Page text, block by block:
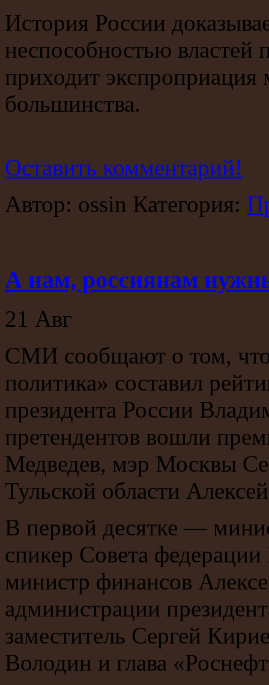
История России
неспособностью
приходит
большинства.
Оставить комментарий!
Автор: ossin Категория:
А нам, россиянам
21 Авг
СМИ сообщают о том,
политика» составил
президента России
претендентов вошли
Медведев, мэр Москвы
Тульской области
В первой десятке —
спикер Совета
министр финансов
администрации
заместитель Сергей
Володин и глава